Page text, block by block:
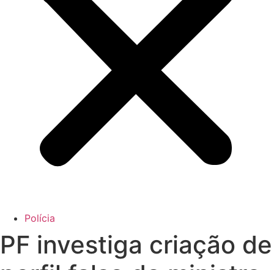
Polícia
PF investiga criação de